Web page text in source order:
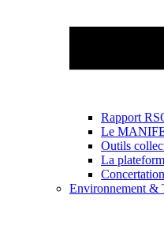
Rapport
Le
Outils
La
Environnement &